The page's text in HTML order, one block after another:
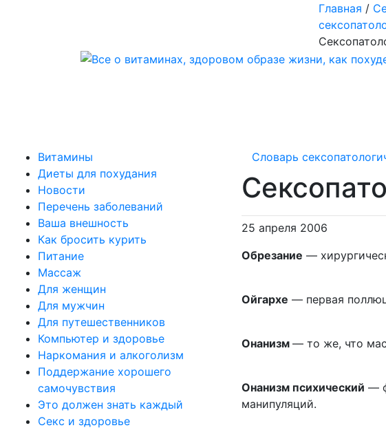
Главная /
Витамины
Диеты для похудания
Новости
Перечень заболеваний
Ваша внешность
Как бросить курить
Питание
Массаж
Для женщин
Для мужчин
Для путешественников
Компьютер и здоровье
Наркомания и алкоголизм
Поддержание хорошего
самочувствия
Это должен знать каждый
Секс и здоровье
Словарь
25 апреля 2006
Обрезание —
Ойгархе — первая
Онанизм — то же, что
Онанизм психический —
манипуляций.